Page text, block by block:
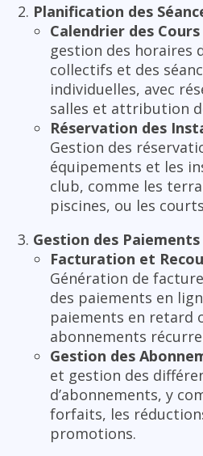
Planification des
Calendrier des Cours
gestion des horaires
collectifs et des
individuelles, avec
salles et attribution
Réservation des
Gestion des
équipements et les
club, comme les
piscines, ou les
Gestion des Paiements
Facturation et
Génération de
des paiements en
paiements en retard
abonnements
Gestion des
et gestion des
d’abonnements, y
forfaits, les
promotions.